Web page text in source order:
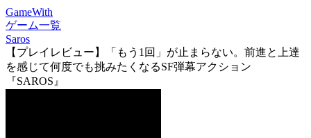
GameWith
ゲーム一覧
Saros
【プレイレビュー】「もう1回」が止まらない。前進と上達
を感じて何度でも挑みたくなるSF弾幕アクション
『SAROS』